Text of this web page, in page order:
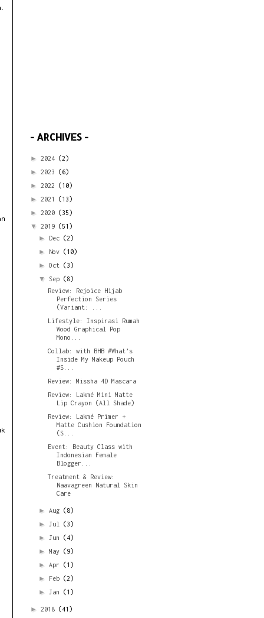
- ARCHIVES -
► 2024 (2)
► 2023 (6)
► 2022 (10)
► 2021 (13)
► 2020 (35)
▼ 2019 (51)
► Dec (2)
► Nov (10)
►Oct (3)
▼ Sep (8)
Review: Rejoice Hijab
Perfection Series
(Variant: ...
Lifestyle: Inspirasi Rumah
Wood Graphical Pop
Mono...
Collab: with BHB #What’s
Inside My Makeup Pouch
#S...
Review: Missha 4D Mascara
Review: Lakmé Mini Matte
Lip Crayon (All Shade)
Review: Lakmé Primer +
Matte Cushion Foundation
(S...
Event: Beauty Class with
Indonesian Female
Blogger...
Treatment & Review:
Naavagreen Natural Skin
Care
►Aug (8)
►Jul (3)
►Jun (4)
►May (9)
►Apr (1)
► Feb (2)
►Jan (1)
► 2018 (41)